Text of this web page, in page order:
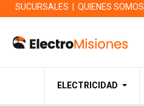
SUCURSALES QUIENES SOMOS
ELECTRICIDAD